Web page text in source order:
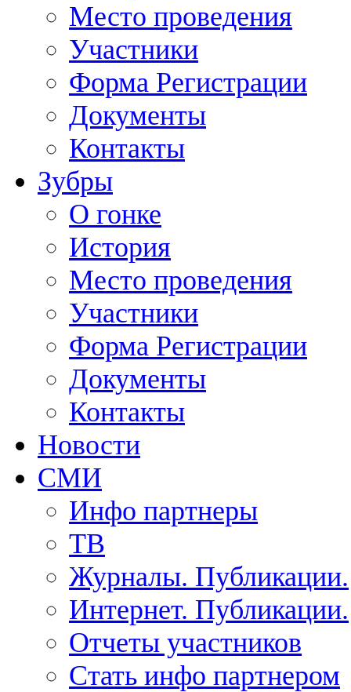
Место проведения
Участники
Форма Регистрации
Документы
Контакты
Зубры
О гонке
История
Место проведения
Участники
Форма Регистрации
Документы
Контакты
Новости
СМИ
Инфо партнеры
ТВ
Журналы. Публикации.
Интернет. Публикации.
Отчеты участников
Стать инфо партнером